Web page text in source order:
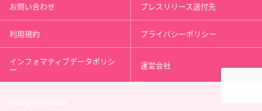
お問い合わせ プレスリリース送付先
利用規約 プライバシーポリシー
インフォマティブデータポリシ
ー 運営会社